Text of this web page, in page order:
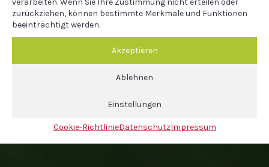
zurückziehen, können bestimmte Merkmale und Funktionen
beeinträchtigt werden.
Akzeptieren
Ablehnen
Einstellungen
Cookie‐RichtlinieDatenschutzImpressum